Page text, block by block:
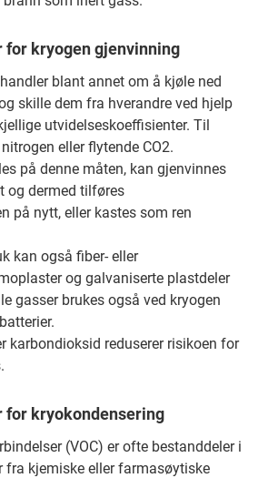
for kryogen gjenvinning
handler blant annet om å kjøle ned
skille dem fra hverandre ved hjelp
utvidelseskoeffisienter. Til
eller flytende CO2.
på denne måten, kan gjenvinnes
og dermed tilføres
på nytt, eller kastes som ren
kan også fiber- eller
og galvaniserte plastdeler
gasser brukes også ved kryogen
karbondioksid reduserer risikoen for
for kryokondensering
(VOC) er ofte bestanddeler i
fra kjemiske eller farmasøytiske